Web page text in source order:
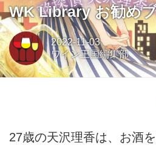
WK Library お勧め
2022-11-03
ワイン王国編集部
27歳の天沢理香は、お酒